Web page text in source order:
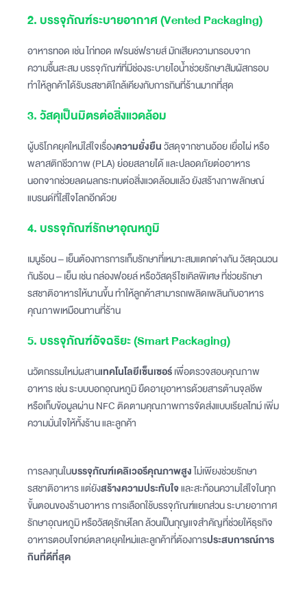
2. บรรจุภัณฑ์ระบายอากาศ (Vented Packaging)
อาหารทอด เช่น ไก่ทอด เฟรนช์ฟรายส์ มักเสียความกรอบจาก
ความชื้นสะสม บรรจุภัณฑ์ที่มีช่องระบายไอน้ำช่วยรักษาสัมผัสกรอบ
ทำให้ลูกค้าได้รับรสชาติใกล้เคียงกับการกินที่ร้านมากที่สุด
3. วัสดุเป็นมิตรต่อสิ่งแวดล้อม
ผู้บริโภคยุคใหม่ใส่ใจเรื่องความยั่งยืนวัสดุจากชานอ้อย เยื่อไผ่ หรือ
พลาสติกชีวภาพ (PLA) ย่อยสลายได้ และปลอดภัยต่ออาหาร
นอกจากช่วยลดผลกระทบต่อสิ่งแวดล้อมแล้ว ยังสร้างภาพลักษณ์
แบรนด์ที่ใส่ใจโลกอีกด้วย
4. บรรจุภัณฑ์รักษาอุณหภูมิ
เมนูร้อน – เย็นต้องการการเก็บรักษาที่เหมาะสมแตกต่างกัน วัสดุฉนวน
กันร้อน – เย็น เช่น กล่องฟอยล์ หรือวัสดุรีไซเคิลพิเศษ ที่ช่วยรักษา
รสชาติอาหารให้นานขึ้น ทำให้ลูกค้าสามารถเพลิดเพลินกับอาหาร
คุณภาพเหมือนทานที่ร้าน
5. บรรจุภัณฑ์อัจฉริยะ (Smart Packaging)
นวัตกรรมใหม่ผสานเทคโนโลยีเซ็นเซอร์เพื่อตรวจสอบคุณภาพ
อาหาร เช่น ระบบบอกอุณหภูมิ ยืดอายุอาหารด้วยสารต้านจุลชีพ
หรือเก็บข้อมูลผ่าน NFC ติดตามคุณภาพการจัดส่งแบบเรียลไทม์ เพิ่ม
ความมั่นใจให้ทั้งร้าน และลูกค้า
การลงทุนในบรรจุภัณฑ์เดลิเวอรีคุณภาพสูงไม่เพียงช่วยรักษา
รสชาติอาหาร แต่ยังสร้างความประทับใจและสะท้อนความใส่ใจในทุก
ขั้นตอนของร้านอาหาร การเลือกใช้บรรจุภัณฑ์แยกส่วน ระบายอากาศ
รักษาอุณหภูมิ หรือวัสดุรักษ์โลก ล้วนเป็นกุญแจสำคัญที่ช่วยให้ธุรกิจ
อาหารตอบโจทย์ตลาดยุคใหม่และลูกค้าที่ต้องการประสบการณ์การ
กินที่ดีที่สุด